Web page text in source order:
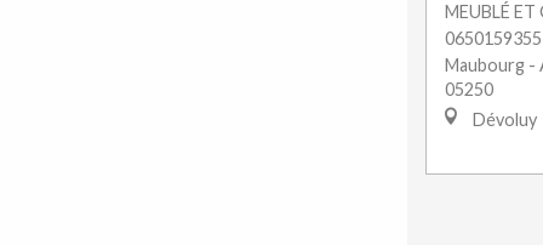
MEUBLÉ ET
0650159355
Maubourg -
05250
Dévoluy